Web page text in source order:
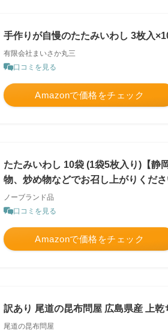
手作りが自慢のたたみいわし 3枚入
有限会社まいさか丸三
口コミを見る
Amazonで価格をチェック
たたみいわし 10袋 (1袋5枚入り)【静
物、炒め物などでお召し上がりくださ
ノーブランド品
口コミを見る
Amazonで価格をチェック
訳あり 尾道の昆布問屋 広島県産 上
尾道の昆布問屋